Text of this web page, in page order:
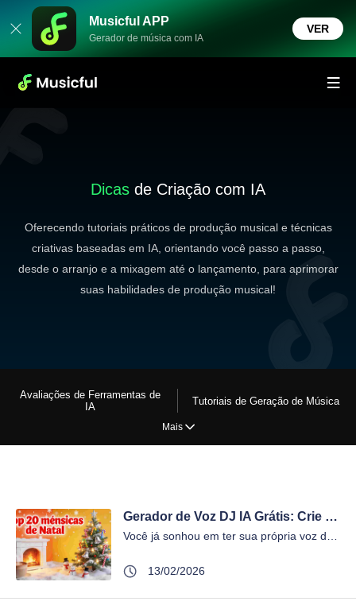
Musicful APP
Gerador de música com IA
VER
Dicas de Criação com IA
Oferecendo tutoriais práticos de produção musical e técnicas
criativas baseadas em IA, orientando você passo a passo,
desde o arranjo e a mixagem até o lançamento, para aprimorar
suas habilidades de produção musical!
Avaliações de Ferramentas de
IA
Tutoriais de Geração de Música
Mais
Gerador de Voz DJ IA Grátis: Crie DJ Drops Profissionais em Minutos
13/02/2026